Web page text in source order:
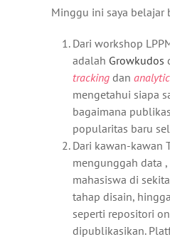
Minggu ini saya belajar
Dari workshop
adalah Growkudos
tracking dan analytic
mengetahui siapa
bagaimana
popularitas baru
Dari kawan-kawan
mengunggah data
mahasiswa di
tahap disain,
seperti repositori
dipublikasikan.